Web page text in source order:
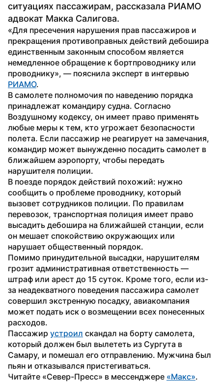
ситуациях пассажирам, рассказала РИАМО
адвокат Макка Салигова.
«Для пресечения нарушения прав пассажиров и
прекращения противоправных действий дебошира
единственным законным способом является
немедленное обращение к бортпроводнику или
РИАМО.
В самолете полномочия по наведению порядка
принадлежат командиру судна. Согласно
Воздушному кодексу, он имеет право применять
любые меры к тем, кто угрожает безопасности
полета. Если пассажир не реагирует на замечания,
командир может вынужденно посадить самолет в
ближайшем аэропорту, чтобы передать
нарушителя полиции.
В поезде порядок действий похожий: нужно
сообщить о проблеме проводнику, который
вызовет сотрудников полиции. По правилам
перевозок, транспортная полиция имеет право
высадить дебошира на ближайшей станции, если
он мешает спокойствию окружающих или
нарушает общественный порядок.
Помимо принудительной высадки, нарушителям
грозит административная ответственность —
штраф или арест до 15 суток. Кроме того, если из-
за неадекватного поведения пассажира самолет
совершил экстренную посадку, авиакомпания
может подать иск о возмещении всех понесенных
расходов.
Пассажир устроил скандал на борту самолета,
который должен был вылететь из Сургута в
Самару, и помешал его отправлению. Мужчина был
пьян и отказывался пристегиваться.
Читайте «Север-Пресс» в мессенджере «Макс».